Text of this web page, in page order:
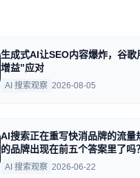
生成式AI让SEO内容爆炸，谷歌
增益”应对
AI 搜索观察 2026-08-05
AI搜索正在重写快消品牌的流量
的品牌出现在前五个答案里了吗？
AI 搜索观察 2026-06-22